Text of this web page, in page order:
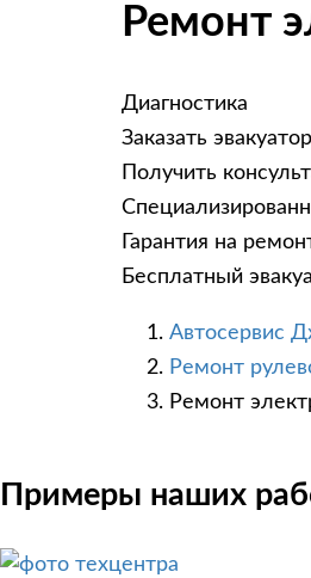
Ремонт
Диагностика
Заказать эвакуатор
Получить
Гарантия на
Бесплатный
Автосервис
Ремонт
Ремонт
Примеры наших